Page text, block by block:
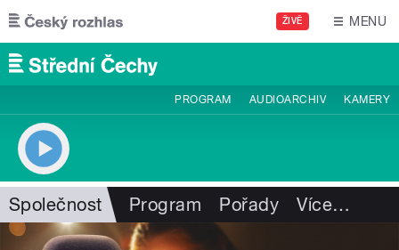
Přejít k hlavnímu obsahu
ŽIVĚ MENU
PROGRAM AUDIOARCHIV KAMERY
Společnost Program Pořady Více…